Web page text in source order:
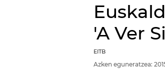
'A Ver
EITB
Azken eguneratzea: